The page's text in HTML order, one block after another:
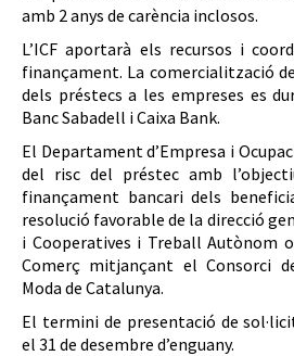
amb 2 anys de carència inclosos.
L’ICF aportarà els recursos i
finançament. La comercialització
dels préstecs a les empreses es
Banc Sabadell i Caixa Bank.
El Departament d’Empresa i
del risc del préstec amb
finançament bancari dels
resolució favorable de la direcció
i Cooperatives i Treball Autònom
Comerç mitjançant el Consorci
Moda de Catalunya.
El termini de presentació de
el 31 de desembre d’enguany.